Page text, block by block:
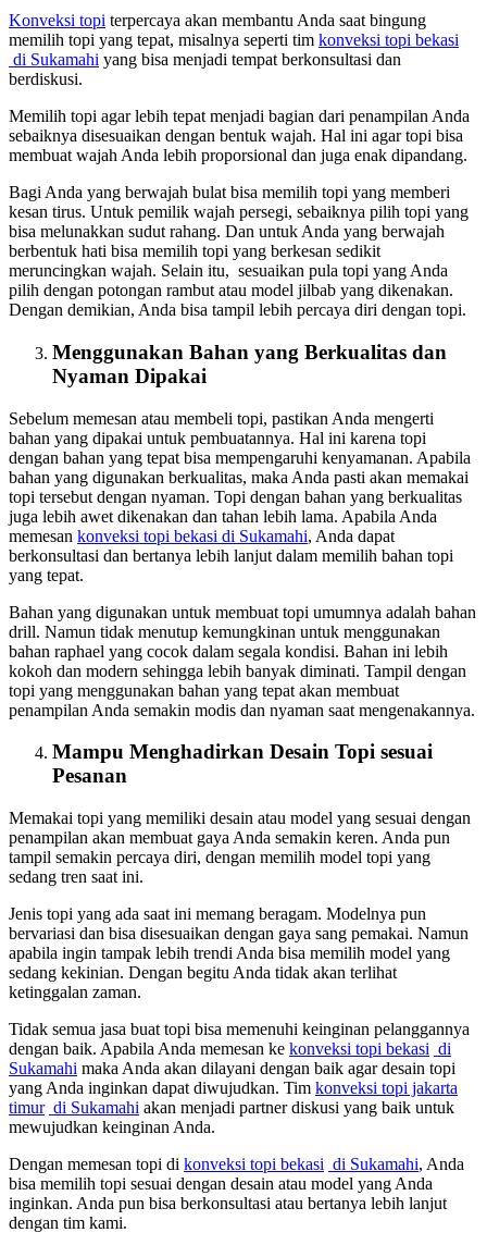
Konveksi topi terpercaya akan membantu Anda saat bingung
memilih topi yang tepat, misalnya seperti tim konveksi topi bekasi
di Sukamahi yang bisa menjadi tempat berkonsultasi dan
berdiskusi.
Memilih topi agar lebih tepat menjadi bagian dari penampilan Anda
sebaiknya disesuaikan dengan bentuk wajah. Hal ini agar topi bisa
membuat wajah Anda lebih proporsional dan juga enak dipandang.
Bagi Anda yang berwajah bulat bisa memilih topi yang memberi
kesan tirus. Untuk pemilik wajah persegi, sebaiknya pilih topi yang
bisa melunakkan sudut rahang. Dan untuk Anda yang berwajah
berbentuk hati bisa memilih topi yang berkesan sedikit
meruncingkan wajah. Selain itu, sesuaikan pula topi yang Anda
pilih dengan potongan rambut atau model jilbab yang dikenakan.
Dengan demikian, Anda bisa tampil lebih percaya diri dengan topi.
Menggunakan Bahan yang Berkualitas dan
Nyaman Dipakai
Sebelum memesan atau membeli topi, pastikan Anda mengerti
bahan yang dipakai untuk pembuatannya. Hal ini karena topi
dengan bahan yang tepat bisa mempengaruhi kenyamanan. Apabila
bahan yang digunakan berkualitas, maka Anda pasti akan memakai
topi tersebut dengan nyaman. Topi dengan bahan yang berkualitas
juga lebih awet dikenakan dan tahan lebih lama. Apabila Anda
memesan konveksi topi bekasi di Sukamahi, Anda dapat
berkonsultasi dan bertanya lebih lanjut dalam memilih bahan topi
yang tepat.
Bahan yang digunakan untuk membuat topi umumnya adalah bahan
drill. Namun tidak menutup kemungkinan untuk menggunakan
bahan raphael yang cocok dalam segala kondisi. Bahan ini lebih
kokoh dan modern sehingga lebih banyak diminati. Tampil dengan
topi yang menggunakan bahan yang tepat akan membuat
penampilan Anda semakin modis dan nyaman saat mengenakannya.
Mampu Menghadirkan Desain Topi sesuai
Pesanan
Memakai topi yang memiliki desain atau model yang sesuai dengan
penampilan akan membuat gaya Anda semakin keren. Anda pun
tampil semakin percaya diri, dengan memilih model topi yang
sedang tren saat ini.
Jenis topi yang ada saat ini memang beragam. Modelnya pun
bervariasi dan bisa disesuaikan dengan gaya sang pemakai. Namun
apabila ingin tampak lebih trendi Anda bisa memilih model yang
sedang kekinian. Dengan begitu Anda tidak akan terlihat
ketinggalan zaman.
Tidak semua jasa buat topi bisa memenuhi keinginan pelanggannya
dengan baik. Apabila Anda memesan ke konveksi topi bekasi di
Sukamahi maka Anda akan dilayani dengan baik agar desain topi
yang Anda inginkan dapat diwujudkan. Tim konveksi topi jakarta
timur di Sukamahi akan menjadi partner diskusi yang baik untuk
mewujudkan keinginan Anda.
Dengan memesan topi di konveksi topi bekasi di Sukamahi, Anda
bisa memilih topi sesuai dengan desain atau model yang Anda
inginkan. Anda pun bisa berkonsultasi atau bertanya lebih lanjut
dengan tim kami.